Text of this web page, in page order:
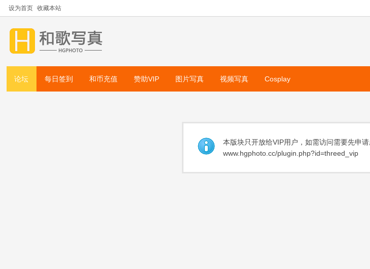
设为首页 收藏本站
论坛 每日签到 和币充值 赞助VIP 图片写真 视频写真 Cosplay
本版块只开放给VIP用户，如需访问需要先申请
www.hgphoto.cc/plugin.php?id=threed_vip